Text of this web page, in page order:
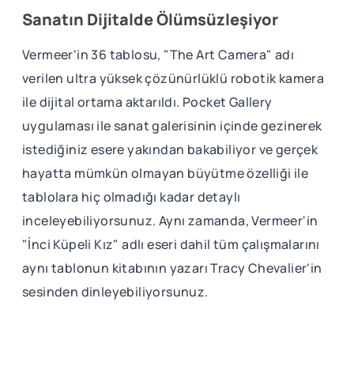
Sanatın Dijitalde Ölümsüzleşiyor
Vermeer'in 36 tablosu, "The Art Camera" adı
verilen ultra yüksek çözünürlüklü robotik kamera
ile dijital ortama aktarıldı. Pocket Gallery
uygulaması ile sanat galerisinin içinde gezinerek
istediğiniz esere yakından bakabiliyor ve gerçek
hayatta mümkün olmayan büyütme özelliği ile
tablolara hiç olmadığı kadar detaylı
inceleyebiliyorsunuz. Aynı zamanda, Vermeer'in
"İnci Küpeli Kız" adlı eseri dahil tüm çalışmalarını
aynı tablonun kitabının yazarı Tracy Chevalier'in
sesinden dinleyebiliyorsunuz.